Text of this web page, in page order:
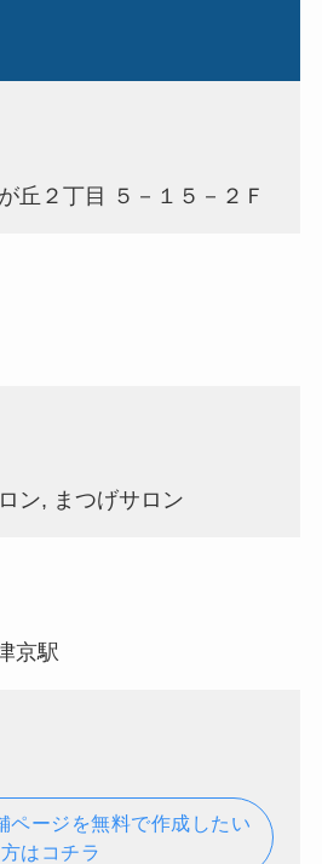
丘２丁目 ５－１５－２Ｆ
ン, まつげサロン
京駅
ページを無料で作成したい
方はコチラ